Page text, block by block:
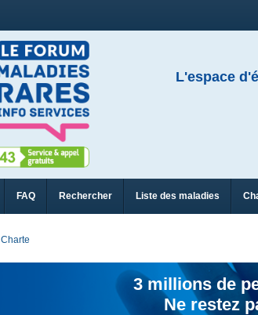
L'espace
FAQ Rechercher Liste des maladies
Charte
3 millions de
Ne restez